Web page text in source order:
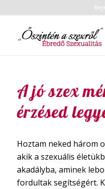
A jó szex
érzésed
Hoztam neked három
akik a szexuális
akadályba, aminek
fordultak segítségért.